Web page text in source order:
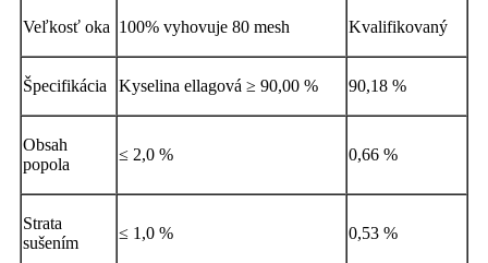
Veľkosť oka 100% vyhovuje 80 mesh Kvalifikovaný
Špecifikácia Kyselina ellagová ≥ 90,00 % 90,18 %
Obsah
popola
≤ 2,0 % 0,66 %
Strata
sušením
≤ 1,0 % 0,53 %